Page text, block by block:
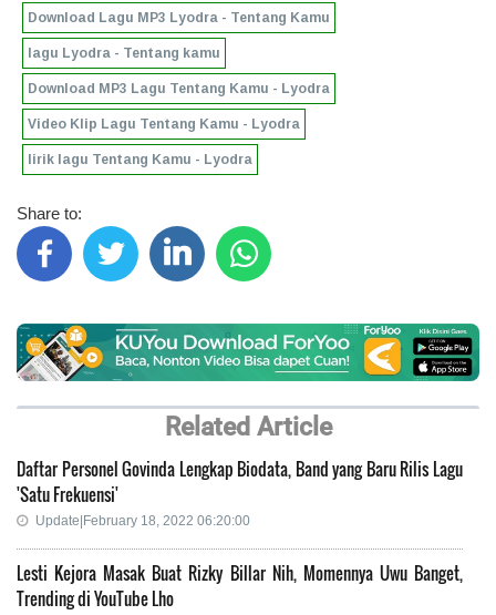
Download Lagu MP3 Lyodra - Tentang Kamu
lagu Lyodra - Tentang kamu
Download MP3 Lagu Tentang Kamu - Lyodra
Video Klip Lagu Tentang Kamu - Lyodra
lirik lagu Tentang Kamu - Lyodra
Share to:
Related Article
Daftar Personel Govinda Lengkap Biodata, Band yang Baru Rilis Lagu
'Satu Frekuensi'
Update|February 18, 2022 06:20:00
Lesti Kejora Masak Buat Rizky Billar Nih, Momennya Uwu Banget,
Trending di YouTube Lho